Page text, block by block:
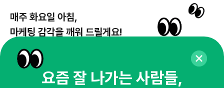
매주 화요일 아침,
마케팅 감각을 깨워 드릴게요!
뉴스레터 구독하기
요즘 잘 나가는 사람들,